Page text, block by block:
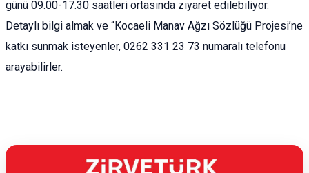
günü 09.00-17.30 saatleri ortasında ziyaret edilebiliyor.
Detaylı bilgi almak ve “Kocaeli Manav Ağzı Sözlüğü Projesi’ne
katkı sunmak isteyenler, 0262 331 23 73 numaralı telefonu
arayabilirler.